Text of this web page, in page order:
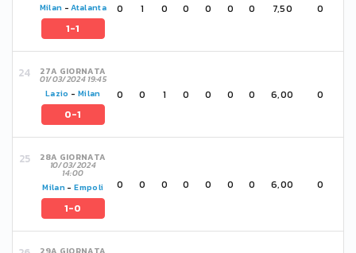
Milan -Atalanta
1-1
0 1 0 0 0 0 0 7,50 0
27A GIORNATA
01/03/2024 19:45
Lazio - Milan
0-1
0 0 1 0 0 0 0 6,00 0
28A GIORNATA
10/03/2024
14:00
Milan -Empoli
1-0
0 0 0 0 0 0 0 6,00 0